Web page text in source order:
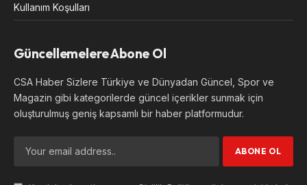
Kullanım Koşulları
Güncellemelere Abone Ol
CSA Haber Sizlere Türkiye ve Dünyadan Güncel, Spor ve
Magazin gibi kategorilerde güncel içerikler sunmak için
oluşturulmuş geniş kapsamlı bir haber platformudur.